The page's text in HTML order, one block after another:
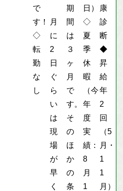
で
す！
◇
転
勤
な
し
月
に
2
日
ぐ
ら
い
は
現
場
が
早
く
期
間
は
３
ヶ
月
で
す。
そ
の
ほ
か
の
条
日）
◇
夏
季
休
暇
（今
年
度
実
績：
8
月
1
康
診
断
◆
昇
給
年
2
回
（5
月・
1
1
月）